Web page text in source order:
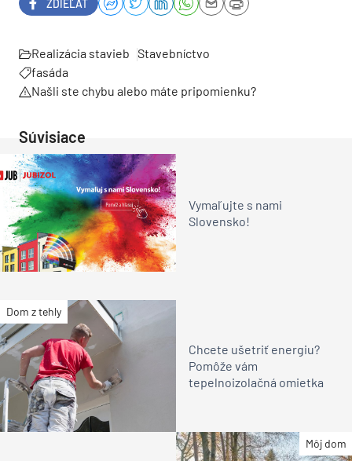
ZDIEĽAŤ
Realizácia stavieb Stavebníctvo
fasáda
Našli ste chybu alebo máte pripomienku?
Súvisiace
Vymaľujte s nami
Slovensko!
Dom z tehly
Chcete ušetriť energiu?
Pomôže vám
tepelnoizolačná omietka
Môj dom